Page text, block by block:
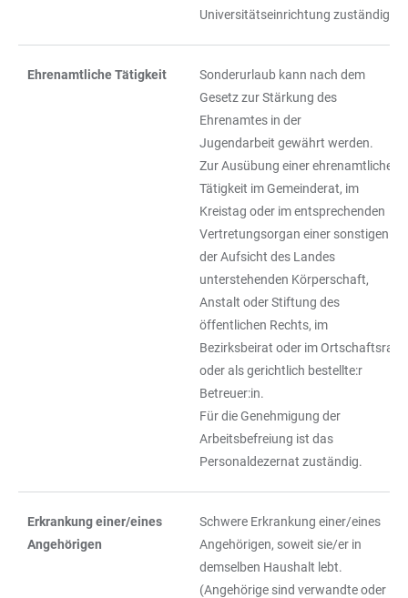
Universitätseinrichtung zuständig.
Ehrenamtliche Tätigkeit
Sonderurlaub kann nach dem
Gesetz zur Stärkung des
Ehrenamtes in der
Jugendarbeit gewährt werden.
Zur Ausübung einer ehrenamtlichen
Tätigkeit im Gemeinderat, im
Kreistag oder im entsprechenden
Vertretungsorgan einer sonstigen
der Aufsicht des Landes
unterstehenden Körperschaft,
Anstalt oder Stiftung des
öffentlichen Rechts, im
Bezirksbeirat oder im Ortschaftsrat
oder als gerichtlich bestellte:r
Betreuer:in.
Für die Genehmigung der
Arbeitsbefreiung ist das
Personaldezernat zuständig.
Erkrankung einer/eines
Angehörigen
Schwere Erkrankung einer/eines
Angehörigen, soweit sie/er in
demselben Haushalt lebt.
(Angehörige sind verwandte oder